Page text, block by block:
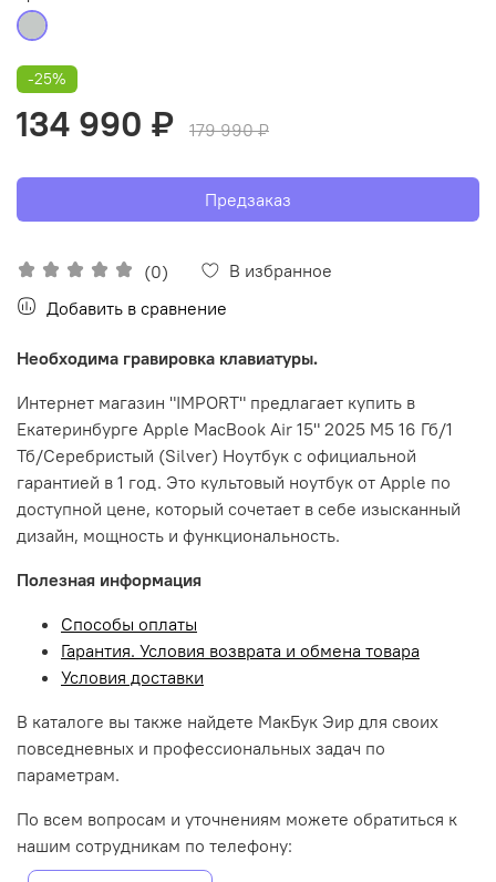
(0)
В избранное
Добавить в сравнение
-25%
134 990 ₽ 179 990 ₽
Предзаказ
Необходима гравировка клавиатуры.
Интернет магазин "IMPORT" предлагает купить в
Екатеринбурге Apple MacBook Air 15" 2025 M5 16 Гб/1
Тб/Серебристый (Silver) Ноутбук с официальной
гарантией в 1 год. Это культовый ноутбук от Apple по
доступной цене, который сочетает в себе изысканный
дизайн, мощность и функциональность.
Полезная информация
Способы оплаты
Гарантия. Условия возврата и обмена товара
Условия доставки
В каталоге вы также найдете МакБук Эир для своих
повседневных и профессиональных задач по
параметрам.
По всем вопросам и уточнениям можете обратиться к
нашим сотрудникам по телефону: